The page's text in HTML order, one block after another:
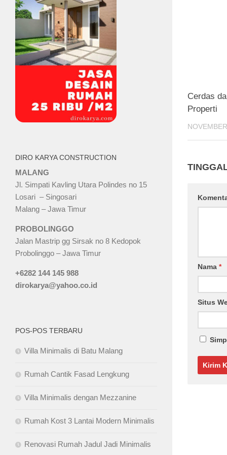
Cerdas
Properti
Nama *
Situs
DIRO KARYA CONSTRUCTION
MALANG
Jl. Simpati Kavling Utara Polindes no 15
Losari – Singosari
Malang – Jawa Timur
PROBOLINGGO
Jalan Mastrip gg Sirsak no 8 Kedopok
Probolinggo – Jawa Timur
+6282 144 145 988
dirokarya@yahoo.co.id
POS-POS TERBARU
Villa Minimalis di Batu Malang
Rumah Cantik Fasad Lengkung
Villa Minimalis dengan Mezzanine
Rumah Kost 3 Lantai Modern Minimalis
Renovasi Rumah Jadul Jadi Minimalis